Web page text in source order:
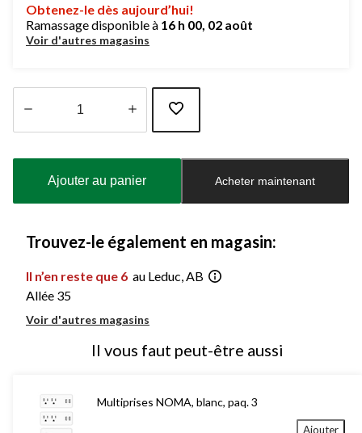
Obtenez-le dès aujourd’hui!
Ramassage disponible à 16 h 00, 02 août
Voir d'autres magasins
à
Ajouter au panier Acheter maintenant
Trouvez-le également en magasin:
Il n’en reste que 6 au Leduc, AB
Allée 35
Voir d'autres magasins
Il vous faut peut-être aussi
Multiprises NOMA, blanc, paq. 3
Ajouter